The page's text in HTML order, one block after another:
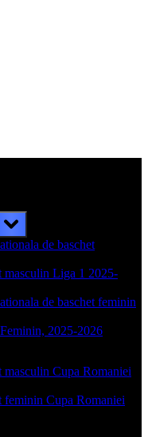
Toggle
sub-
menu
de baschet
masculin Liga 1 2025-
de baschet feminin
2025-2026
masculin Cupa Romaniei
feminin Cupa Romaniei